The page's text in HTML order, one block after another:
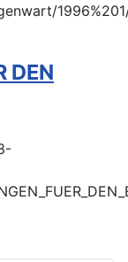
DEN